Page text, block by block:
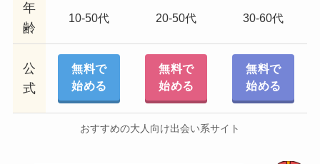
年
齢
10-50代 20-50代 30-60代
公
式
無料で
始める
無料で
始める
無料で
始める
おすすめの大人向け出会い系サイト